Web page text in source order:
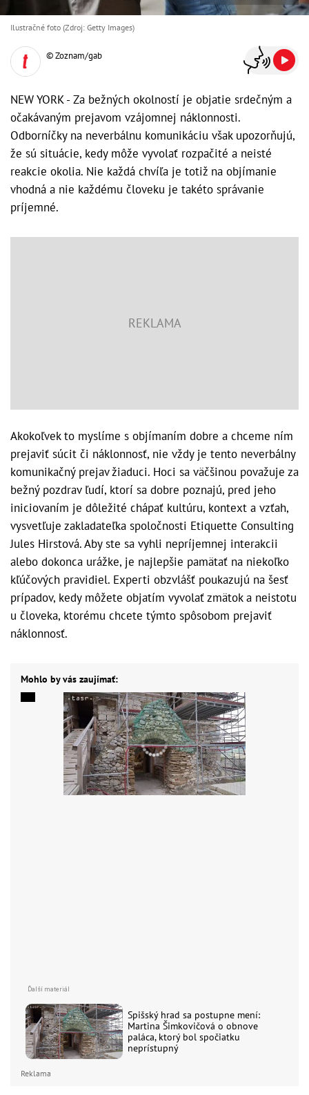
Ilustračné foto (Zdroj: Getty Images)
© Zoznam/gab
NEW YORK - Za bežných okolností je objatie srdečným a
očakávaným prejavom vzájomnej náklonnosti.
Odborníčky na neverbálnu komunikáciu však upozorňujú,
že sú situácie, kedy môže vyvolať rozpačité a neisté
reakcie okolia. Nie každá chvíľa je totiž na objímanie
vhodná a nie každému človeku je takéto správanie
príjemné.
Akokoľvek to myslíme s objímaním dobre a chceme ním
prejaviť súcit či náklonnosť, nie vždy je tento neverbálny
komunikačný prejav žiaduci. Hoci sa väčšinou považuje za
bežný pozdrav ľudí, ktorí sa dobre poznajú, pred jeho
iniciovaním je dôležité chápať kultúru, kontext a vzťah,
vysvetľuje zakladateľka spoločnosti Etiquette Consulting
Jules Hirstová. Aby ste sa vyhli nepríjemnej interakcii
alebo dokonca urážke, je najlepšie pamätať na niekoľko
kľúčových pravidiel. Experti obzvlášť poukazujú na šesť
prípadov, kedy môžete objatím vyvolať zmätok a neistotu
u človeka, ktorému chcete týmto spôsobom prejaviť
náklonnosť.
Mohlo by vás zaujímať:
Spišský hrad sa postupne mení:
Martina Šimkovičová o obnove
paláca, ktorý bol spočiatku
neprístupný
Reklama